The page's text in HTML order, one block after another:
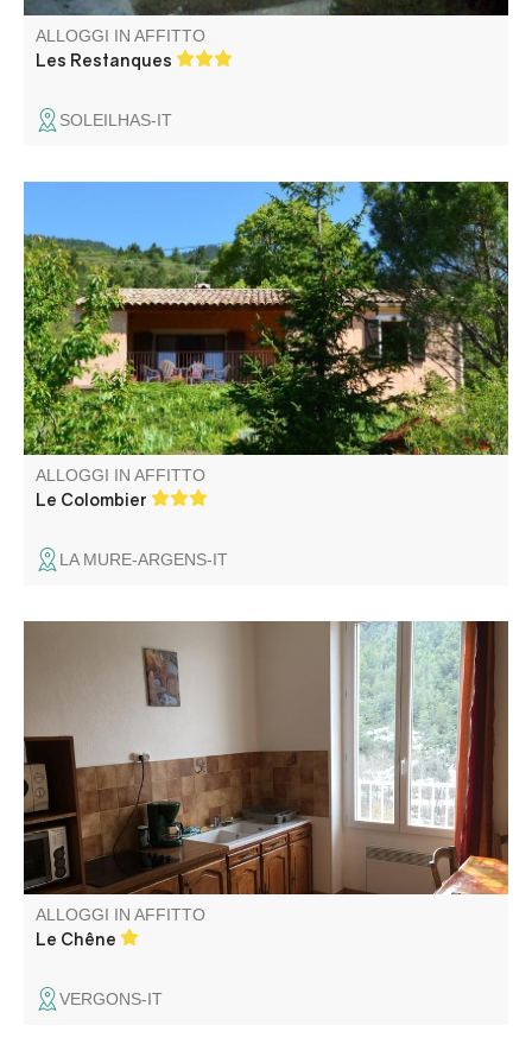
ALLOGGI IN AFFITTO
Les Restanques
SOLEILHAS-IT
Casa indipendente e sopraelevata su 1400 metri quadrati
di terreno recintato, con terrazza coperta. Ampio
soggiorno con divano letto. Completamente attrezzata.
ALLOGGI IN AFFITTO
Le Colombier
LA MURE-ARGENS-IT
L'alloggio, dotato di ogni comfort, si trova in una casa di
paese. È adiacente ad altri due gîtes, il che lo rende
ALLOGGI IN AFFITTO
Le Chêne
VERGONS-IT